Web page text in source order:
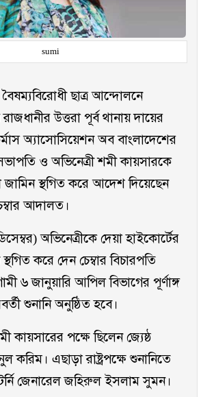
sumi
ছাত্র আন্দোলনে
রাজধানীর উত্তরা পূর্ব থানায় দায়ের
অ্যাসোসিয়েশন অব বাংলাদেশের
ও অভিনেত্রী শমী কায়সারকে
জামিন স্থগিত করে আদেশ দিয়েছেন
আদালত।
অভিনেত্রীকে দেয়া হাইকোর্টের
করে দেন চেম্বার বিচারপতি
৬ জানুয়ারি আপিল বিভাগের পূর্ণাঙ্গ
শুনানি অনুষ্ঠিত হবে।
কায়সারের পক্ষে ছিলেন জ্যেষ্ঠ
এছাড়া রাষ্ট্রপক্ষে শুনানিতে
জেনারেল জহিরুল ইসলাম সুমন।